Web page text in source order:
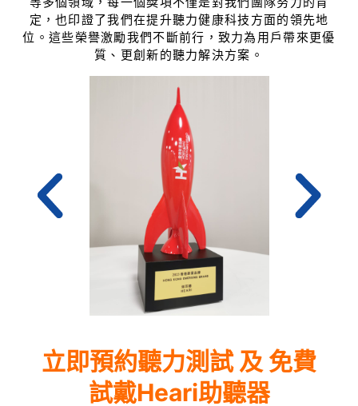
定，也印證了我們在提升聽力健康科技方面的領先地
位。這些榮譽激勵我們不斷前行，致力為用戶帶來更優
質、更創新的聽力解決方案。
立即預約聽力測試 及 免費
試戴Heari助聽器